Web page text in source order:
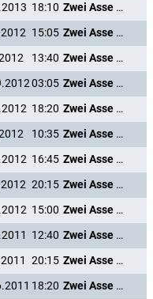
18:10
Zwei Asse trumpfen auf
15:05
Zwei Asse trumpfen auf
13:40
Zwei Asse trumpfen auf
03:05
Zwei Asse trumpfen auf
18:20
Zwei Asse trumpfen auf
10:35
Zwei Asse trumpfen auf
16:45
Zwei Asse trumpfen auf
20:15
Zwei Asse trumpfen auf
15:00
Zwei Asse trumpfen auf
12:40
Zwei Asse trumpfen auf
20:15
Zwei Asse trumpfen auf
18:20
Zwei Asse trumpfen auf